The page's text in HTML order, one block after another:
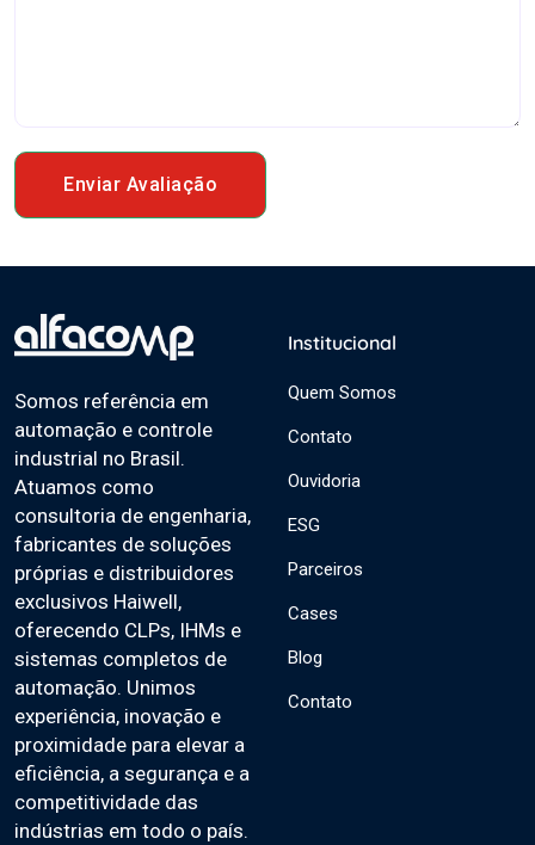
Enviar Avaliação
Somos referência em
automação e controle
industrial no Brasil.
Atuamos como
consultoria de engenharia,
fabricantes de soluções
próprias e distribuidores
exclusivos Haiwell,
oferecendo CLPs, IHMs e
sistemas completos de
automação. Unimos
experiência, inovação e
proximidade para elevar a
eficiência, a segurança e a
competitividade das
indústrias em todo o país.
Institucional
Quem Somos
Contato
Ouvidoria
ESG
Parceiros
Cases
Blog
Contato